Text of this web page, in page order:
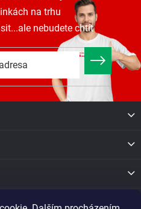
na trhu
nebudete chtít